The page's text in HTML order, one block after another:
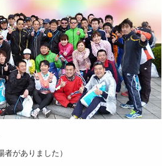
者がありました）